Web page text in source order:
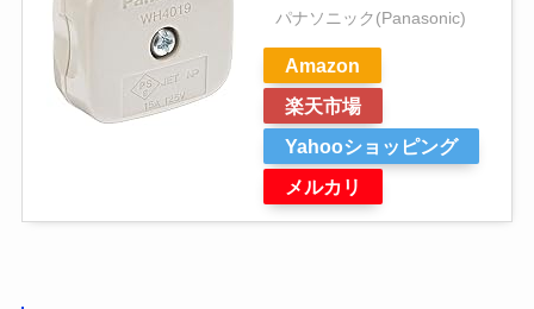
パナソニック(Panasonic)
Amazon
楽天市場
Yahooショッピング
メルカリ